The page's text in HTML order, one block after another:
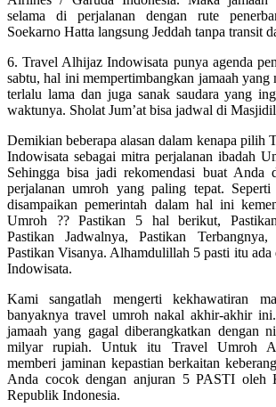
selama di perjalanan dengan rute
Soekarno Hatta langsung Jeddah tanpa transit
6. Travel Alhijaz Indowisata punya agenda
sabtu, hal ini mempertimbangkan jamaah
terlalu lama dan juga sanak saudara yang
waktunya. Sholat Jum’at bisa jadwal di
Demikian beberapa alasan dalam kenapa pilih
Indowisata sebagai mitra perjalanan ibadah
Sehingga bisa jadi rekomendasi buat Anda
perjalanan umroh yang paling tepat. Seperti
disampaikan pemerintah dalam hal ini
Umroh ?? Pastikan 5 hal berikut,
Pastikan Jadwalnya, Pastikan
Pastikan Visanya. Alhamdulillah 5 pasti itu
Indowisata.
Kami sangatlah mengerti kekhawatiran
banyaknya travel umroh nakal akhir-akhir
jamaah yang gagal diberangkatkan dengan
milyar rupiah. Untuk itu Travel Umroh
memberi jaminan kepastian berkaitan
Anda cocok dengan anjuran 5 PASTI oleh
Republik Indonesia.